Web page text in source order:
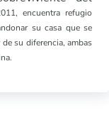
encuentra refugio
su casa que se
su diferencia, ambas